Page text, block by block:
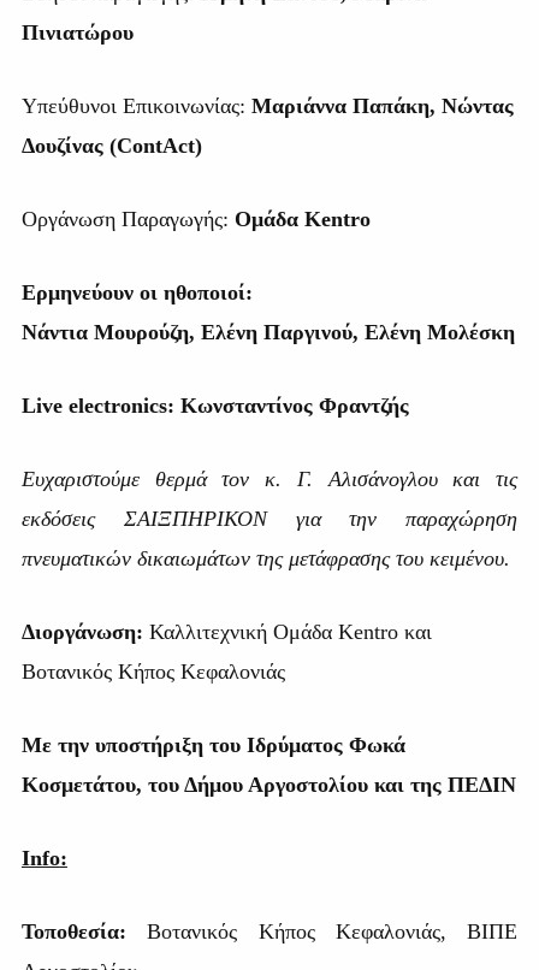
Πινιατώρου
Υπεύθυνοι Επικοινωνίας: Μαριάννα Παπάκη, Νώντας
Δουζίνας (ContAct)
Οργάνωση Παραγωγής: Ομάδα Kentro
Ερμηνεύουν οι ηθοποιοί:
Νάντια Μουρούζη, Ελένη Παργινού, Ελένη Μολέσκη
Live electronics: Κωνσταντίνος Φραντζής
Ευχαριστούμε θερμά τον κ. Γ. Αλισάνογλου και τις
εκδόσεις ΣΑΙΞΠΗΡΙΚΟΝ για την παραχώρηση
πνευματικών δικαιωμάτων της μετάφρασης του κειμένου.
Διοργάνωση: Καλλιτεχνική Ομάδα Kentroκαι
Βοτανικός Κήπος Κεφαλονιάς
Με την υποστήριξη του Ιδρύματος Φωκά
Κοσμετάτου, του Δήμου Αργοστολίου και της ΠΕΔΙΝ
Info:
Τοποθεσία:Βοτανικός Κήπος Κεφαλονιάς, ΒΙΠΕ